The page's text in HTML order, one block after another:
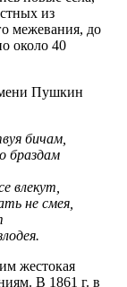
из
межевания, до
около 40
Пушкин
бичам,
браздам
влекут,
не смея,
жестокая
В 1861 г. в